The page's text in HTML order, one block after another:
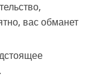
вас обманет